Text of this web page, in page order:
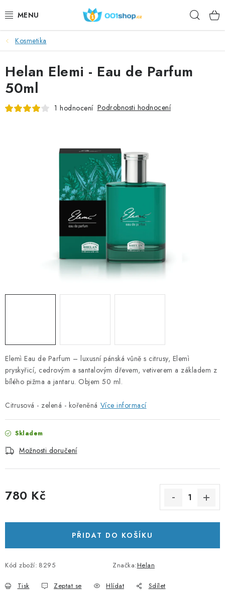
na
DOPLŇKY STRAVY
KOSMETIKA
SPORT
Podmínky ochrany osobních údajů
Kontakty
Kosmetika
Elemì Eau de Parfum – luxusní pánská vůně s citrusy, Elemì
pryskyřicí, cedrovým a santalovým dřevem, vetiverem a základem z
bílého pižma a jantaru. Objem 50 ml.
Citrusová - zelená - kořeněná Více informací
Skladem
Možnosti doručení
780 Kč
PŘIDAT DO KOŠÍKU
Kód zboží: 8295 Značka:Helan
Tisk Zeptat se Hlídat Sdílet
Helan Elemi - Eau de Parfum
50ml
1 hodnocení Podrobnosti hodnocení